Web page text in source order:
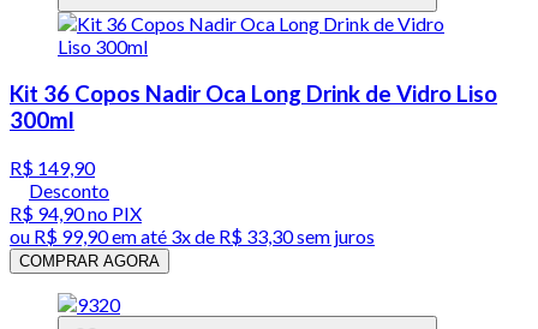
Kit 36 Copos Nadir Oca Long Drink de Vidro Liso
300ml
R$ 149,90
Desconto
R$ 94,90no PIX
ou R$ 99,90em até 3x de R$ 33,30 sem juros
COMPRAR AGORA